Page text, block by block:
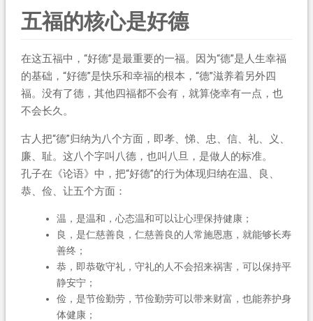
五福的核心是好德
在这五福中，“好德”是最重要的一福。因为“德”是人生幸福
的基础，“好德”是快乐和幸福的根本，“德”滋养着另外四
福。没有了德，其他四福都不会有，就算侥幸有一点，也
不会长久。
古人把“德”归纳为八个方面，即孝、悌、忠、信、礼、义、
廉、耻。这八个字叫八德，也叫八旦，是做人的标准。
孔子在《论语》中，把“好德”的行为体现归纳在温、良、
恭、俭、让五个方面：
温，是温和，心态温和可以让心理保持健康；
良，是仁慈善良，仁慈善良的人常施恩惠，就能够长寿
善终；
恭，即恭敬守礼，守礼的人不会招来祸害，可以保持平
静安宁；
俭，是节俭勤劳，节俭勤劳可以带来财富，也能养护身
体健康；